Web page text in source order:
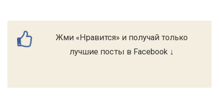
Жми «Нравится» и получай только
лучшие посты в Facebook ↓